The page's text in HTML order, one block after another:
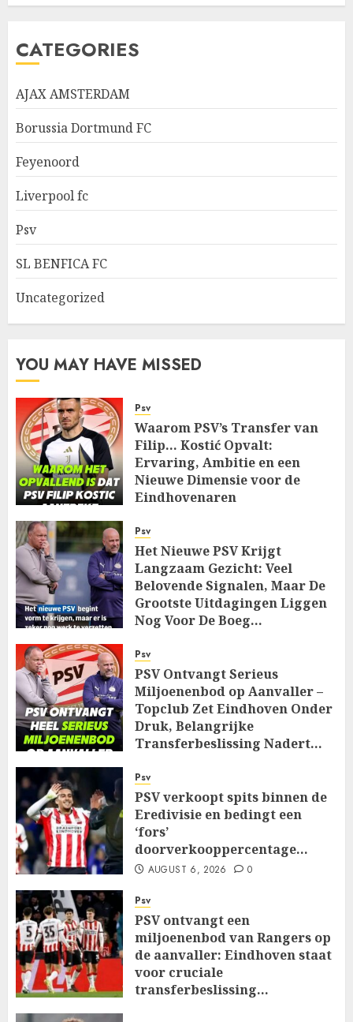
CATEGORIES
AJAX AMSTERDAM
Borussia Dortmund FC
Feyenoord
Liverpool fc
Psv
SL BENFICA FC
Uncategorized
YOU MAY HAVE MISSED
Psv
Waarom PSV’s Transfer van
Filip… Kostić Opvalt:
Ervaring, Ambitie en een
Nieuwe Dimensie voor de
Eindhovenaren
Psv
Het Nieuwe PSV Krijgt
Langzaam Gezicht: Veel
Belovende Signalen, Maar De
Grootste Uitdagingen Liggen
Nog Voor De Boeg…
Psv
PSV Ontvangt Serieus
Miljoenenbod op Aanvaller –
Topclub Zet Eindhoven Onder
Druk, Belangrijke
Transferbeslissing Nadert…
Psv
PSV verkoopt spits binnen de
Eredivisie en bedingt een
‘fors’
doorverkooppercentage…
AUGUST 6, 2026 0
Psv
PSV ontvangt een
miljoenenbod van Rangers op
de aanvaller: Eindhoven staat
voor cruciale
transferbeslissing…